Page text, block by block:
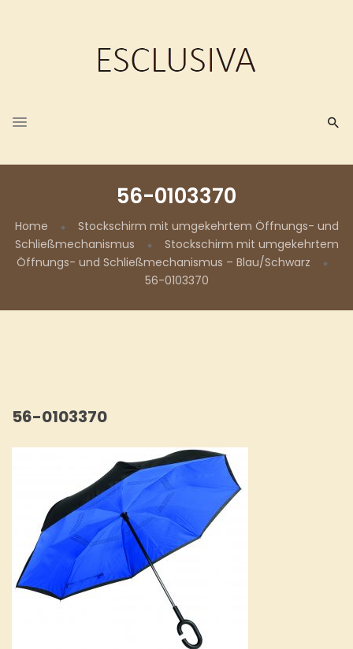
56-0103370
Home
Stockschirm mit umgekehrtem Öffnungs- und
Schließmechanismus
Stockschirm mit umgekehrtem
Öffnungs- und Schließmechanismus – Blau/Schwarz
56-0103370
56-0103370